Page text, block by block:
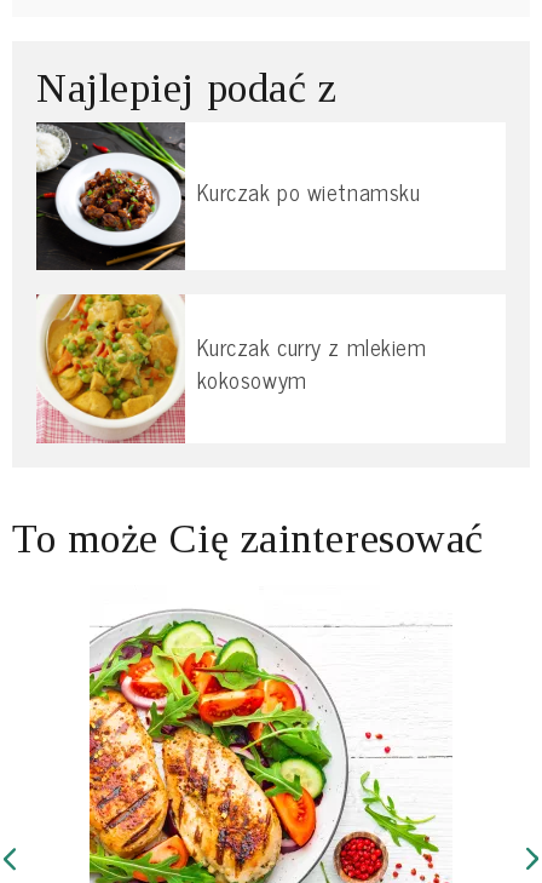
Najlepiej podać z
Kurczak po wietnamsku
Kurczak curry z mlekiem
kokosowym
To może Cię zainteresować